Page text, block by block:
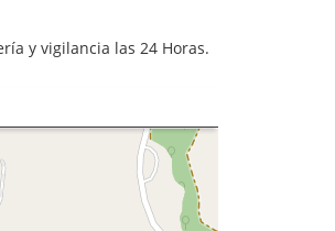
y vigilancia las 24 Horas.